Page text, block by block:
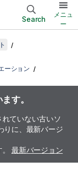
Search
メニュ
ー
ーション
す。
ていない古いソ
りに、最新バージ
最新バージョン